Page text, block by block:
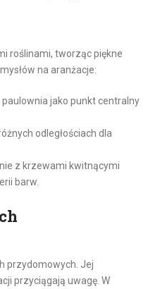
roślinami, tworząc piękne
na aranżacje:
jako punkt centralny
odległościach dla
z krzewami kwitnącymi
barw.
przydomowych. Jej
przyciągają uwagę. W